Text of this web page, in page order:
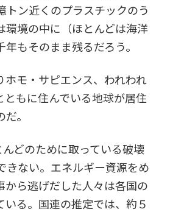
トン近くのプラスチックのう
環境の中に（ほとんどは海洋
もそのまま残るだろう。
ホモ・サピエンス、われわれ
もに住んでいる地球が居住
。
どのために取っている破壊
きない。エネルギー資源をめ
から逃げだした人々は各国の
る。国連の推定では、約５